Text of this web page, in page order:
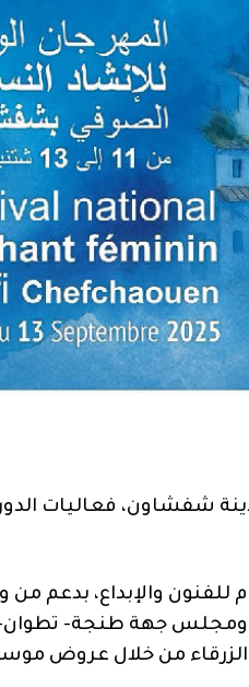
شفشاون، فعاليات
والإبداع، بدعم من
ومجلس جهة طنجة-
الزرقاء من خلال عروض